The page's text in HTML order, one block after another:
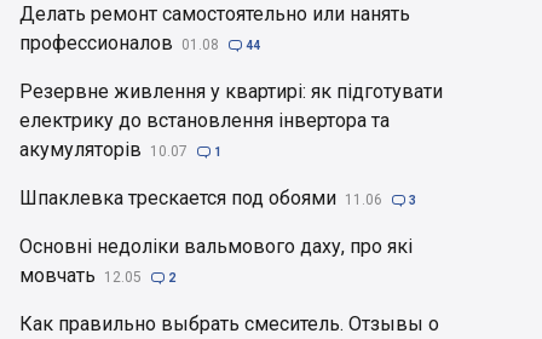
Делать ремонт самостоятельно или нанять
профессионалов
01.08  44
Резервне живлення у квартирі: як підготувати
електрику до встановлення інвертора та
акумуляторів
10.07  1
Шпаклевка трескается под обоями 11.06  3
Основні недоліки вальмового даху, про які
мовчать
12.05  2
Как правильно выбрать смеситель. Отзывы о